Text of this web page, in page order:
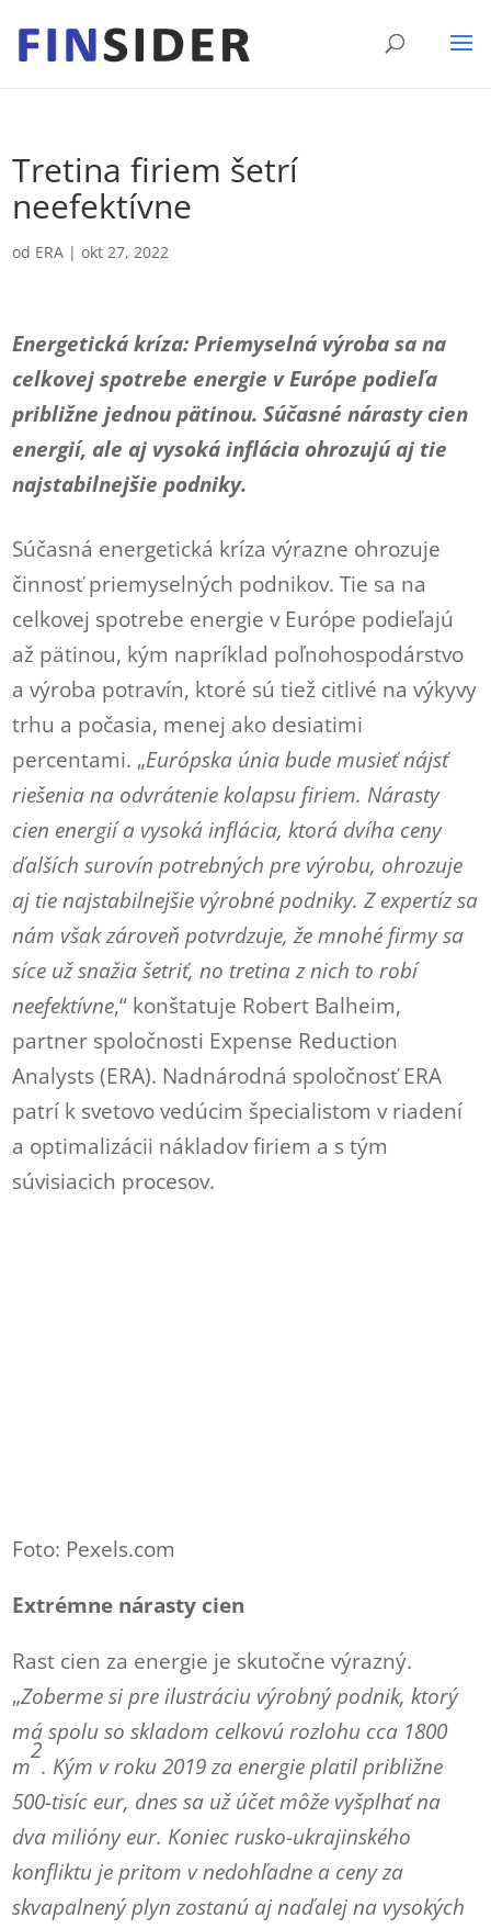
Tretina firiem šetrí
neefektívne
od ERA |okt 27, 2022
Energetická kríza: Priemyselná výroba sa na
celkovej spotrebe energie v Európe podieľa
približne jednou pätinou. Súčasné nárasty cien
energií, ale aj vysoká inflácia ohrozujú aj tie
najstabilnejšie podniky.
Súčasná energetická kríza výrazne ohrozuje
činnosť priemyselných podnikov. Tie sa na
celkovej spotrebe energie v Európe podieľajú
až pätinou, kým napríklad poľnohospodárstvo
a výroba potravín, ktoré sú tiež citlivé na výkyvy
trhu a počasia, menej ako desiatimi
percentami. „Európska únia bude musieť nájsť
riešenia na odvrátenie kolapsu firiem. Nárasty
cien energií a vysoká inflácia, ktorá dvíha ceny
ďalších surovín potrebných pre výrobu, ohrozuje
aj tie najstabilnejšie výrobné podniky. Z expertíz sa
nám však zároveň potvrdzuje, že mnohé firmy sa
síce už snažia šetriť, no tretina z nich to robí
neefektívne,“ konštatuje Robert Balheim,
partner spoločnosti Expense Reduction
Analysts (ERA). Nadnárodná spoločnosť ERA
patrí k svetovo vedúcim špecialistom v riadení
a optimalizácii nákladov firiem a s tým
súvisiacich procesov.
Foto: Pexels.com
Extrémne nárasty cien
Rast cien za energie je skutočne výrazný.
„Zoberme si pre ilustráciu výrobný podnik, ktorý
má spolu so skladom celkovú rozlohu cca 1800
m
2
. Kým v roku 2019 za energie platil približne
500-tisíc eur, dnes sa už účet môže vyšplhať na
dva milióny eur. Koniec rusko-ukrajinského
konfliktu je pritom v nedohľadne a ceny za
skvapalnený plyn zostanú aj naďalej na vysokých